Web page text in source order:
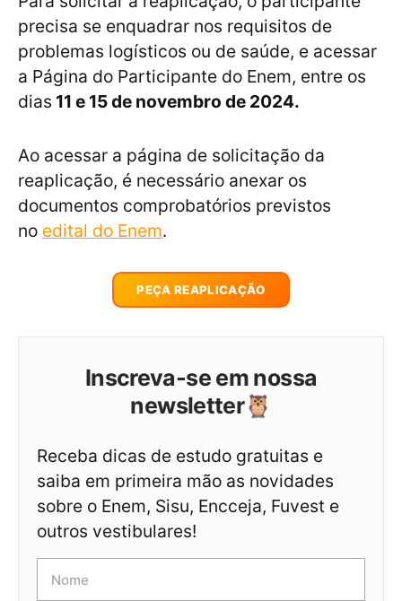
precisa se enquadrar nos requisitos de
problemas logísticos ou de saúde, e acessar
a Página do Participante do Enem, entre os
dias 11 e 15 de novembro de 2024.
Ao acessar a página de solicitação da
reaplicação, é necessário anexar os
documentos comprobatórios previstos
no edital do Enem.
PEÇA REAPLICAÇÃO
Inscreva-se em nossa
newsletter🦉
Receba dicas de estudo gratuitas e
saiba em primeira mão as novidades
sobre o Enem, Sisu, Encceja, Fuvest e
outros vestibulares!